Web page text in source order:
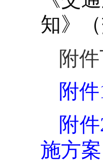
知》
附件
附
附
施方案